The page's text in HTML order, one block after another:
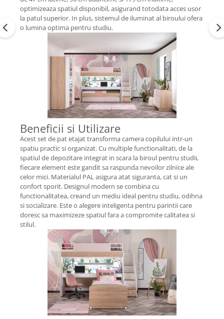
optimizeaza spatiul disponibil, asigurand totodata acces usor
la patul superior. In plus, sistemul de iluminat al biroului ofera
o lumina optima pentru studiu.
Beneficii si Utilizare
Acest set de pat etajat transforma camera copilului intr-un
spatiu practic si organizat. Cu multiple functionalitati, de la
spatiul de depozitare integrat in scara la biroul pentru studii,
fiecare element este gandit sa raspunda nevoilor zilnice ale
celor mici. Materialul PAL asigura atat siguranta, cat si un
confort sporit. Designul modern se combina cu
functionalitatea, creand un mediu ideal pentru studiu, odihna
si socializare. Este o alegere inteligenta pentru parintii care
doresc sa maximizeze spatiul fara a compromite calitatea si
stilul.